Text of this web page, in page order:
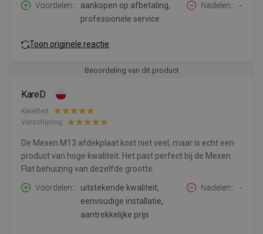
Voordelen:
aankopen op afbetaling,
professionele service
Nadelen: -
Toon originele reactie
Beoordeling van dit product
KareD
Kwaliteit:
Verschijning:
De Mexen M13 afdekplaat kost niet veel, maar is echt een
product van hoge kwaliteit. Het past perfect bij de Mexen
Flat behuizing van dezelfde grootte.
Voordelen:
uitstekende kwaliteit,
eenvoudige installatie,
aantrekkelijke prijs
Nadelen: -